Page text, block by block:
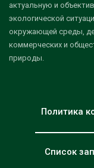
актуальную и
экологической
окружающей среды,
коммерческих и
природы.
Политика
Список